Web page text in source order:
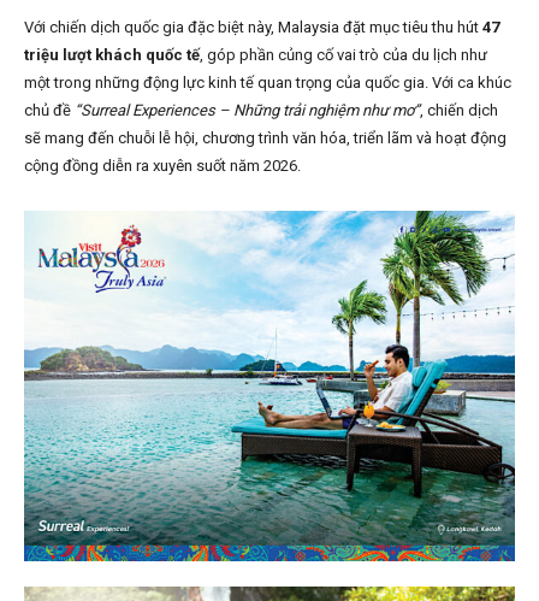
Với chiến dịch quốc gia đặc biệt này, Malaysia đặt mục tiêu thu hút 47
triệu lượt khách quốc tế, góp phần củng cố vai trò của du lịch như
một trong những động lực kinh tế quan trọng của quốc gia. Với ca khúc
chủ đề “Surreal Experiences – Những trải nghiệm như mơ”, chiến dịch
sẽ mang đến chuỗi lễ hội, chương trình văn hóa, triển lãm và hoạt động
cộng đồng diễn ra xuyên suốt năm 2026.